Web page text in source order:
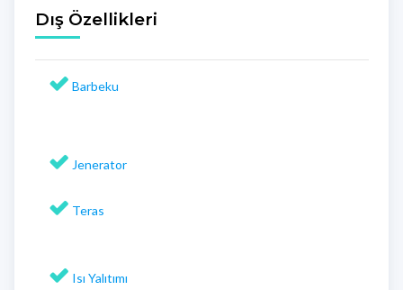
Dış Özellikleri
Barbeku
Jenerator
Teras
Isı Yalıtımı